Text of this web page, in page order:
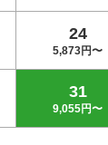
24
5,873円〜
31
9,055円〜